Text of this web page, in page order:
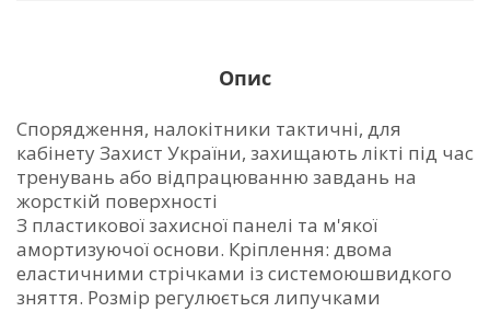
Опис
Спорядження, налокітники тактичні, для
кабінету Захист України, захищають лікті під час
тренувань або відпрацюванню завдань на
жорсткій поверхності
З пластикової захисної панелі та м'якої
амортизуючої основи. Кріплення: двома
еластичними стрічками із системоюшвидкого
зняття. Розмір регулюється липучками